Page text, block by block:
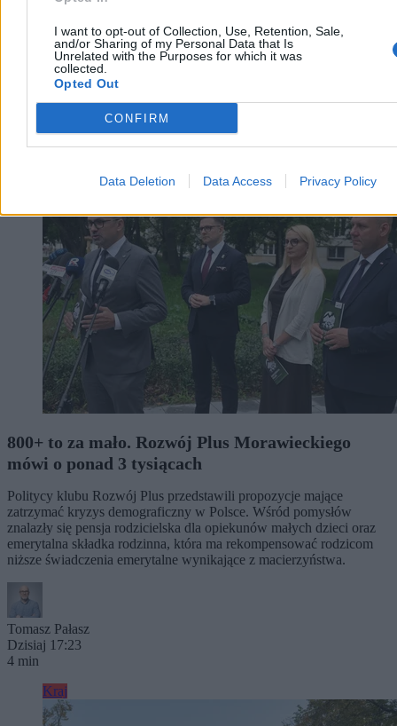
I want to opt-out of Collection, Use, Retention, Sale,
and/or Sharing of my Personal Data that Is
Unrelated with the Purposes for which it was
collected.
Opted Out
CONFIRM
Data Deletion Data Access Privacy Policy
800+ to za mało. Rozwój Plus Morawieckiego
mówi o ponad 3 tysiącach
Politycy klubu Rozwój Plus przedstawili propozycje mające
zatrzymać kryzys demograficzny w Polsce. Wśród pomysłów
znalazły się pensja rodzicielska dla opiekunów małych dzieci oraz
emerytalna składka rodzinna, która ma rekompensować rodzicom
niższe świadczenia emerytalne wynikające z macierzyństwa.
Tomasz Pałasz
Dzisiaj 17:23
4 min
Kraj